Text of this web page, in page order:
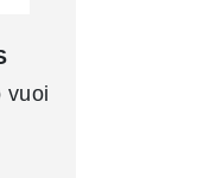
vuoi